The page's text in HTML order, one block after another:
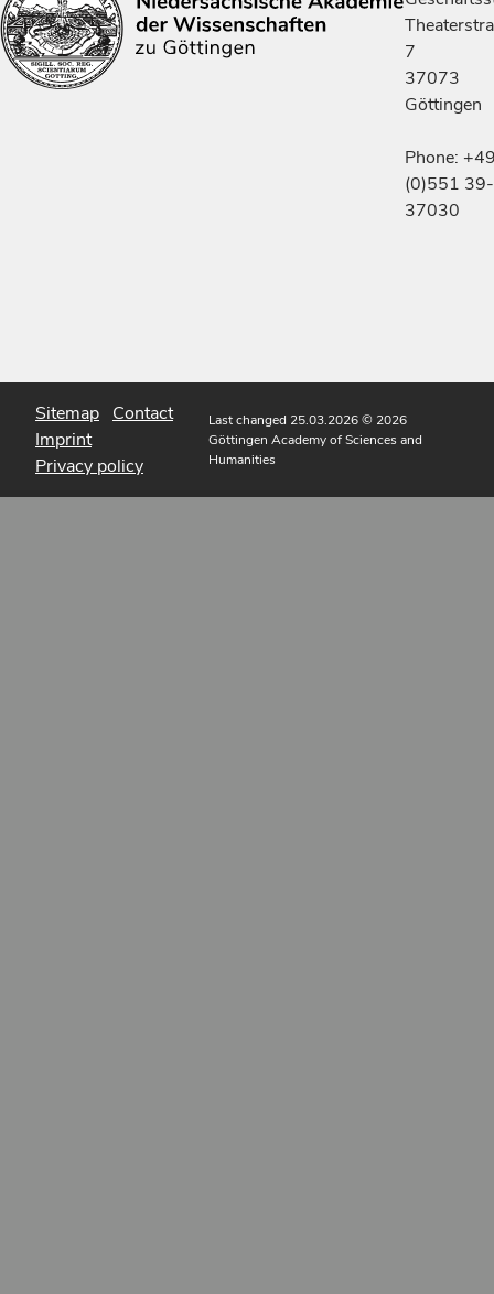
7
37073
Göttingen
Phone:
(0)551 39-
37030
Sitemap Contact
Imprint
Privacy policy
Last changed 25.03.2026© 2026
Göttingen Academy of Sciences and
Humanities